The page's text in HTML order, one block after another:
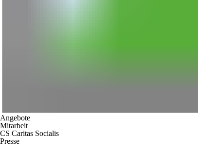
Angebote
Mitarbeit
CS Caritas Socialis
Presse